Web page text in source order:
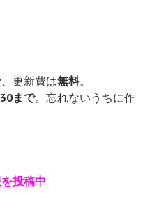
更新費は無料。
まで。忘れないうちに作
投稿中